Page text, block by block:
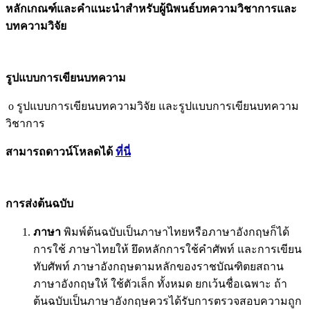
หลักเกณฑ์และคำแนะนำสำหรับผู้นิพนธ์บทความวิชาการและ
บทความวิจัย
รูปแบบการเขียนบทความ
o รูปแบบการเขียนบทความวิจัย และรูปแบบการเขียนบทความ
วิชาการ
สามารถดาวน์โหลดได้ ที่นี่
การส่งต้นฉบับ
ภาษา พิมพ์ต้นฉบับเป็นภาษาไทยหรือภาษาอังกฤษก็ได้
การใช้ ภาษาไทยให้ ยึดหลักการใช้คําศัพท์ และการเขียน
ทับศัพท์ ภาษาอังกฤษตามหลักของราชบัณฑิตยสถาน
ภาษาอังกฤษให้ ใช้ตัวเล็ก ทั้งหมด ยกเว้นชื่อเฉพาะ ถ้า
ต้นฉบับเป็นภาษาอังกฤษควรได้รับการตรวจสอบความถูก